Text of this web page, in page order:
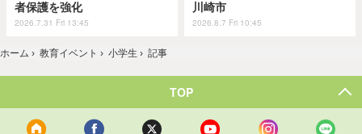
者保護を強化
2026.7.31 Fri 13:45
川崎市
2026.8.7 Fri 10:45
ホーム › 教育イベント › 小学生 › 記事
TOP